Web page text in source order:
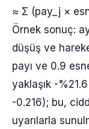
≈ Σ (pay_j ×
Örnek sonuç:
düşüş ve
payı ve 0.9
yaklaşık -
-0.216); bu,
uyarılarla